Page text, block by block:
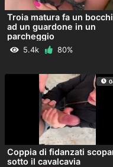
Troia matura fa un
ad un guardone in un
parcheggio
5.4k 80%
Coppia di fidanzati
sotto il cavalcavia